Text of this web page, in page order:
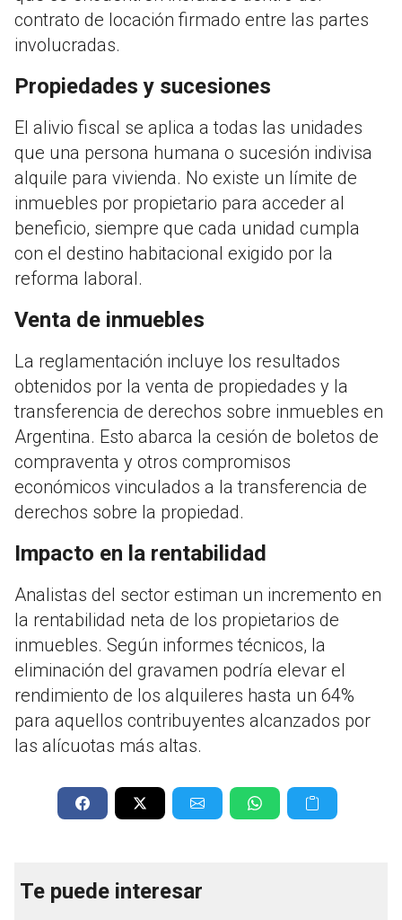
contrato de locación firmado entre las partes
involucradas.
Propiedades y sucesiones
El alivio fiscal se aplica a todas las unidades
que una persona humana o sucesión indivisa
alquile para vivienda. No existe un límite de
inmuebles por propietario para acceder al
beneficio, siempre que cada unidad cumpla
con el destino habitacional exigido por la
reforma laboral.
Venta de inmuebles
La reglamentación incluye los resultados
obtenidos por la venta de propiedades y la
transferencia de derechos sobre inmuebles en
Argentina. Esto abarca la cesión de boletos de
compraventa y otros compromisos
económicos vinculados a la transferencia de
derechos sobre la propiedad.
Impacto en la rentabilidad
Analistas del sector estiman un incremento en
la rentabilidad neta de los propietarios de
inmuebles. Según informes técnicos, la
eliminación del gravamen podría elevar el
rendimiento de los alquileres hasta un 64%
para aquellos contribuyentes alcanzados por
las alícuotas más altas.
Te puede interesar